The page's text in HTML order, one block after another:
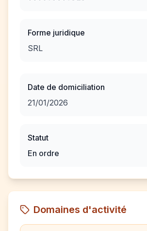
Forme juridique
SRL
Date de domiciliation
21/01/2026
Statut
En ordre
Domaines d'activité